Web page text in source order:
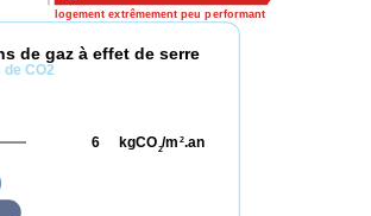
logement extrêmement peu performant
de gaz à effet de serre
CO2
kgCO2/m 2.an
6